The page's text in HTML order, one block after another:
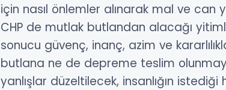
için nasıl önlemler alınarak mal ve can
CHP de mutlak butlandan alacağı
sonucu güvenç, inanç, azim ve
butlana ne de depreme teslim
yanlışlar düzeltilecek, insanlığın